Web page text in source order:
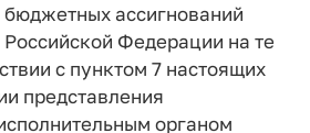
ассигнований
Федерации на те
с пунктом 7 настоящих
представления
органом